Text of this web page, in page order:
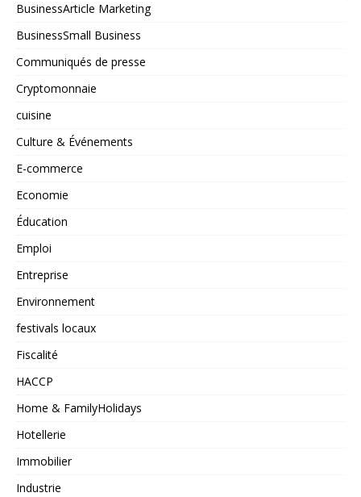
BusinessArticle Marketing
BusinessSmall Business
Communiqués de presse
Cryptomonnaie
cuisine
Culture & Événements
E-commerce
Economie
Éducation
Emploi
Entreprise
Environnement
festivals locaux
Fiscalité
HACCP
Home & FamilyHolidays
Hotellerie
Immobilier
Industrie